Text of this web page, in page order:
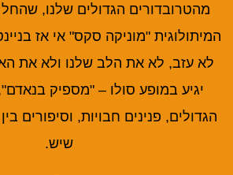
מהטרובדורים הגדולים שלנו,
המיתולוגית "מוניקה סקס" אי אז
לא עזב, לא את הלב שלנו ולא את
יגיע במופע סולו – "מספיק
הגדולים, פנינים חבויות, וסיפורים
שיש.